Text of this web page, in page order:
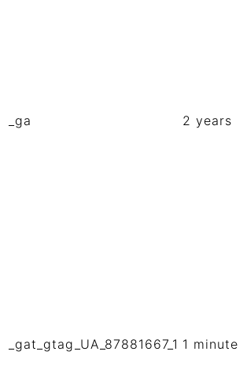
_ga 2 years
_gat_gtag_UA_87881667_1 1 minute